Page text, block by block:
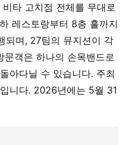
타 고치점 전체를 무대로
레스토랑부터 8층 홀까지
되며, 27팀의 뮤지션이 각
객은 하나의 손목밴드로
아다닐 수 있습니다. 주최
니다. 2026년에는 5월 31